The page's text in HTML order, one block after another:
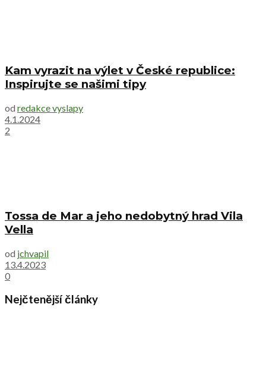
Kam vyrazit na výlet v České republice:
Inspirujte se našimi tipy
od redakce vyslapy
4.1.2024
2
Tossa de Mar a jeho nedobytný hrad Vila
Vella
od jchvapil
13.4.2023
0
Nejčtenější články